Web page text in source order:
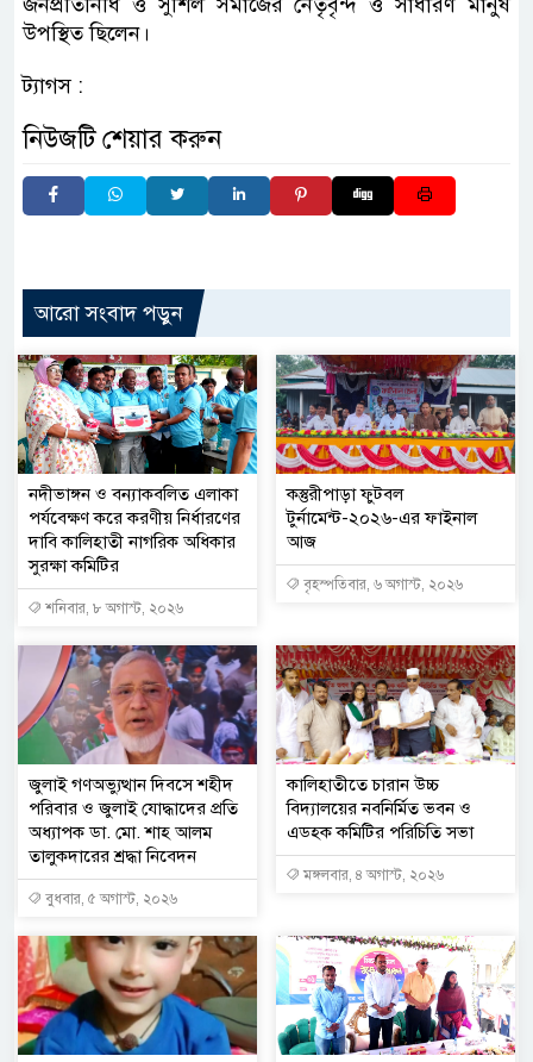
উপস্থিত ছিলেন।
ট্যাগস :
নিউজটি শেয়ার করুন
আরো সংবাদ পড়ুন
নদীভাঙ্গন ও বন্যাকবলিত এলাকা
পর্যবেক্ষণ করে করণীয় নির্ধারণের
দাবি কালিহাতী নাগরিক অধিকার
সুরক্ষা কমিটির
শনিবার, ৮ অগাস্ট, ২০২৬
কস্তুরীপাড়া ফুটবল
টুর্নামেন্ট-২০২৬-এর ফাইনাল
আজ
বৃহস্পতিবার, ৬ অগাস্ট, ২০২৬
জুলাই গণঅভ্যুত্থান দিবসে শহীদ
পরিবার ও জুলাই যোদ্ধাদের প্রতি
অধ্যাপক ডা. মো. শাহ আলম
তালুকদারের শ্রদ্ধা নিবেদন
বুধবার, ৫ অগাস্ট, ২০২৬
কালিহাতীতে চারান উচ্চ
বিদ্যালয়ের নবনির্মিত ভবন ও
এডহক কমিটির পরিচিতি সভা
মঙ্গলবার, ৪ অগাস্ট, ২০২৬